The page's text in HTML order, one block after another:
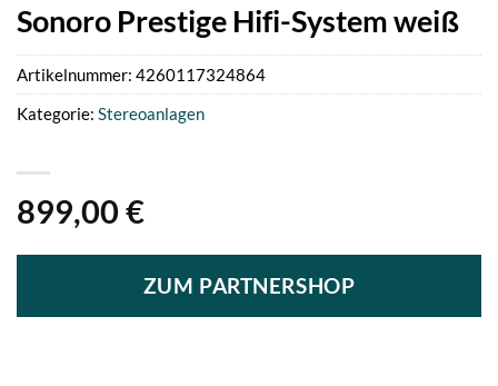
Sonoro Prestige Hifi-System weiß
899,00 €
ZUM PARTNERSHOP
Artikelnummer: 4260117324864
Kategorie: Stereoanlagen